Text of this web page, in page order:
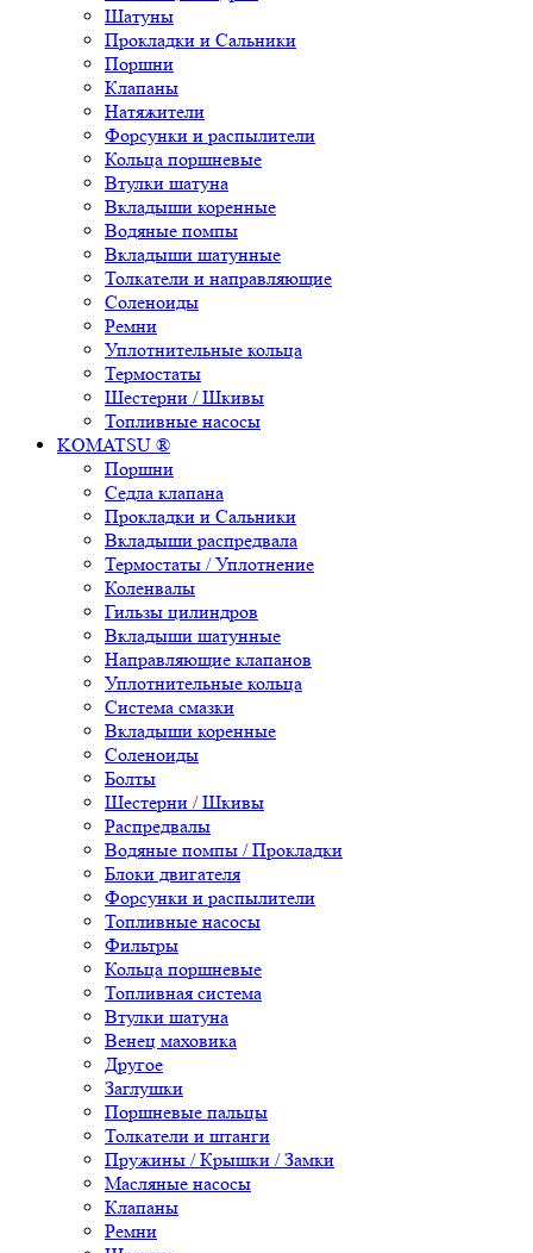
Шатуны
Прокладки и Сальники
Поршни
Клапаны
Натяжители
Форсунки и распылители
Кольца поршневые
Втулки шатуна
Вкладыши коренные
Водяные помпы
Вкладыши шатунные
Толкатели и направляющие
Соленоиды
Ремни
Уплотнительные кольца
Термостаты
Шестерни / Шкивы
Топливные насосы
KOMATSU ®
Поршни
Седла клапана
Прокладки и Сальники
Вкладыши распредвала
Термостаты / Уплотнение
Коленвалы
Гильзы цилиндров
Вкладыши шатунные
Направляющие клапанов
Уплотнительные кольца
Система смазки
Вкладыши коренные
Соленоиды
Болты
Шестерни / Шкивы
Распредвалы
Водяные помпы / Прокладки
Блоки двигателя
Форсунки и распылители
Топливные насосы
Фильтры
Кольца поршневые
Топливная система
Втулки шатуна
Венец маховика
Другое
Заглушки
Поршневые пальцы
Толкатели и штанги
Пружины / Крышки / Замки
Масляные насосы
Клапаны
Ремни